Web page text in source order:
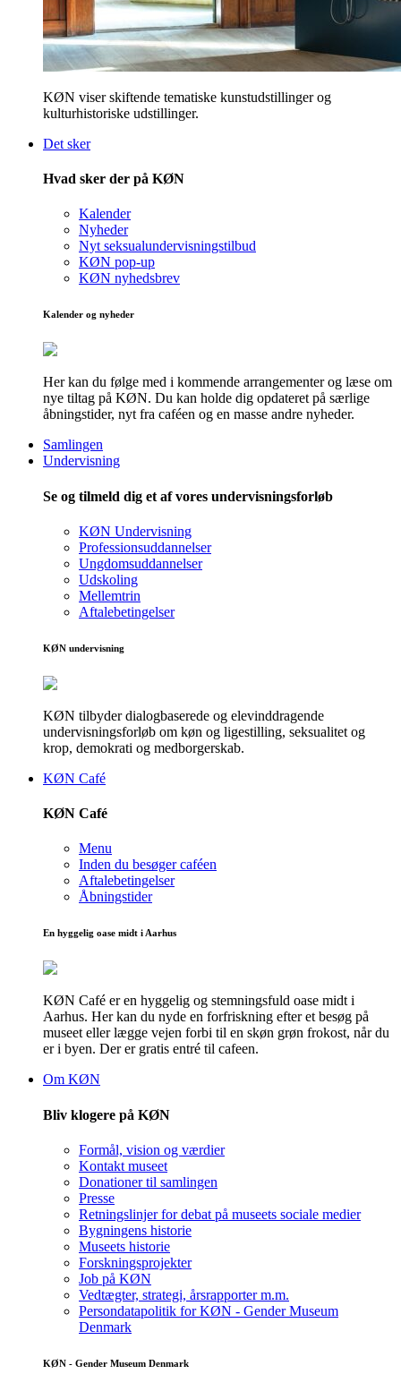
KØN viser skiftende tematiske kunstudstillinger og
kulturhistoriske udstillinger.
Det sker
Hvad sker der på KØN
Kalender
Nyheder
Nyt seksualundervisningstilbud
KØN pop-up
KØN nyhedsbrev
Kalender og nyheder
Her kan du følge med i kommende arrangementer og læse om
nye tiltag på KØN. Du kan holde dig opdateret på særlige
åbningstider, nyt fra caféen og en masse andre nyheder.
Samlingen
Undervisning
Se og tilmeld dig et af vores undervisningsforløb
KØN Undervisning
Professionsuddannelser
Ungdomsuddannelser
Udskoling
Mellemtrin
Aftalebetingelser
KØN undervisning
KØN tilbyder dialogbaserede og elevinddragende
undervisningsforløb om køn og ligestilling, seksualitet og
krop, demokrati og medborgerskab.
KØN Café
KØN Café
Menu
Inden du besøger caféen
Aftalebetingelser
Åbningstider
En hyggelig oase midt i Aarhus
KØN Café er en hyggelig og stemningsfuld oase midt i
Aarhus. Her kan du nyde en forfriskning efter et besøg på
museet eller lægge vejen forbi til en skøn grøn frokost, når du
er i byen. Der er gratis entré til cafeen.
Om KØN
Bliv klogere på KØN
Formål, vision og værdier
Kontakt museet
Donationer til samlingen
Presse
Retningslinjer for debat på museets sociale medier
Bygningens historie
Museets historie
Forskningsprojekter
Job på KØN
Vedtægter, strategi, årsrapporter m.m.
Persondatapolitik for KØN - Gender Museum
Denmark
KØN - Gender Museum Denmark